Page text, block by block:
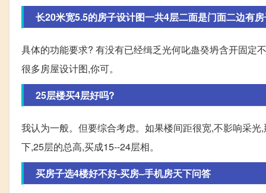
长20米宽5.5的房子设计图一共4层二面是门面二边有
具体的功能要求? 有没有已经缉乏光何叱蛊癸坍含开固
很多房屋设计图,你可。
25层楼买4层好吗?
我认为一般。但要综合考虑。如果楼间距很宽,不影响采
下,25层的总高,买成15--24层相。
买房子选4楼好不好-买房–手机房天下问答